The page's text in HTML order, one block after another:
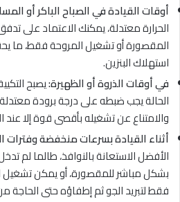
أوقات القيادة في الصباح الباكر أو
الحرارة معتدلة، يمكنك الاعتماد على
المقصورة أو تشغيل المروحة فقط، ما
استهلاك البنزين.
في أوقات الذروة أو الظهيرة:يصبح
الحالة يجب ضبطه على درجة برودة
والامتناع عن تشغيله بأقصى قوة إلا عند
أثناء القيادة بسرعات منخفضة وفترات
الأفضل الاستعانة بالنوافذ، طالما لم
بشكل مباشر للمقصورة، أو يمكن
فقط لتبريد الجو ثم إطفاؤه حتى الحاجة